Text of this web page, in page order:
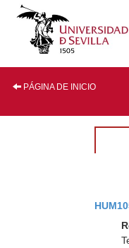
PÁGINA DE INICIO